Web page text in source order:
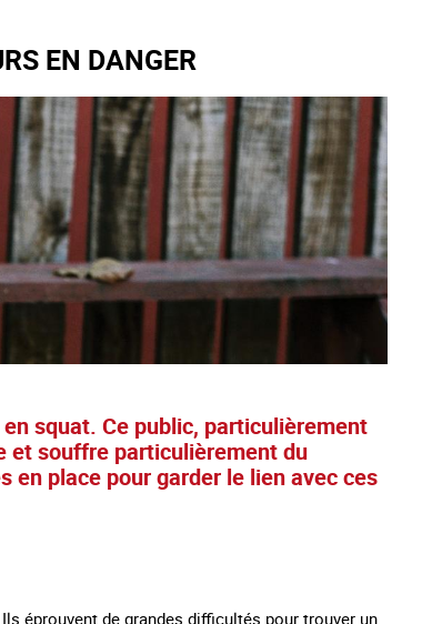
EN DANGER
squat. Ce public, particulièrement
et souffre particulièrement du
place pour garder le lien avec ces
éprouvent de grandes difficultés pour trouver un